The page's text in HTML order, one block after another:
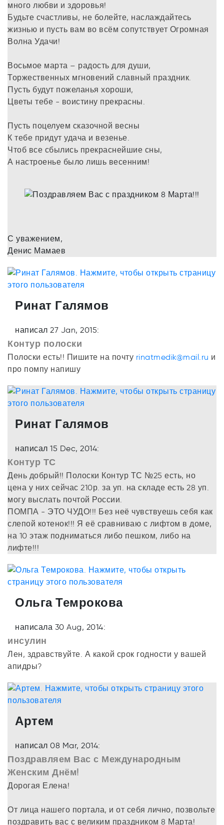
много любви и здоровья!
Будьте счастливы, не болейте, наслаждайтесь
жизнью и пусть вам во всём сопутствует Огромная
Волна Удачи!
Восьмое марта – радость для души,
Торжественных мгновений славный праздник.
Пусть будут пожеланья хороши,
Цветы тебе - воистину прекрасны.
Пусть поцелуем сказочной весны
К тебе придут удача и везенье.
Чтоб все сбылись прекраснейшие сны,
А настроенье было лишь весенним!
С уважением,
Денис Мамаев
Ринат Галямов
написал 27 Jan, 2015:
Контур полоски
Полоски есть!! Пишите на почту rinatmedik@mail.ru и
про помпу напишу
Ринат Галямов
написал 15 Dec, 2014:
Контур ТС
День добрый!! Полоски Контур ТС №25 есть, но
цена у них сейчас 210р. за уп. на складе есть 28 уп.
могу выслать почтой России.
ПОМПА - ЭТО ЧУДО!!! Без неё чувствуешь себя как
слепой котенок!!! Я её сравниваю с лифтом в доме,
на 10 этаж подниматься либо пешком, либо на
лифте!!!
Ольга Темрокова
написала 30 Aug, 2014:
инсулин
Лен, здравствуйте. А какой срок годности у вашей
апидры?
Артем
написал 08 Mar, 2014:
Поздравляем Вас с Международным
Женским Днём!
Дорогая Елена!
От лица нашего портала, и от себя лично, позвольте
поздравить вас с великим праздником 8 Марта!